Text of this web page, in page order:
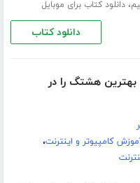
،دانلود کتاب برای موبایل
دانلود کتاب
هشتگ را در
کامپیوتر و اینترنت،